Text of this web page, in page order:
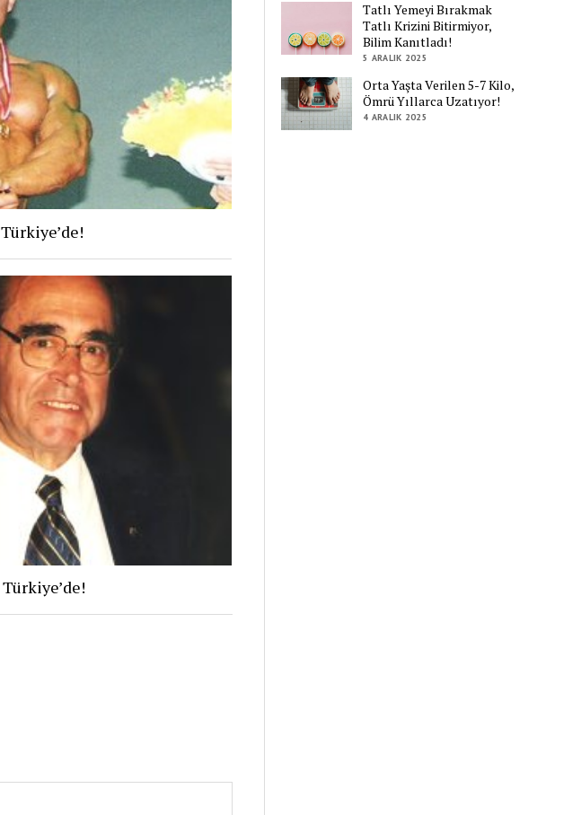
Tatlı Yemeyi Bırakmak
Tatlı Krizini Bitirmiyor,
Bilim Kanıtladı!
5 ARALIK 2025
Orta Yaşta Verilen 5-7 Kilo,
Ömrü Yıllarca Uzatıyor!
4 ARALIK 2025